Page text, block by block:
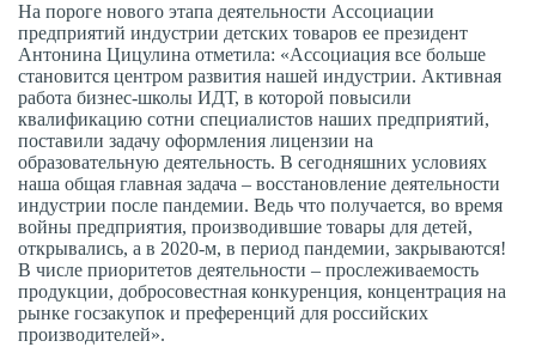
На пороге нового этапа деятельности Ассоциации
предприятий индустрии детских товаров ее президент
Антонина Цицулина отметила: «Ассоциация все больше
становится центром развития нашей индустрии. Активная
работа бизнес-школы ИДТ, в которой повысили
квалификацию сотни специалистов наших предприятий,
поставили задачу оформления лицензии на
образовательную деятельность. В сегодняшних условиях
наша общая главная задача – восстановление деятельности
индустрии после пандемии. Ведь что получается, во время
войны предприятия, производившие товары для детей,
открывались, а в 2020-м, в период пандемии, закрываются!
В числе приоритетов деятельности – прослеживаемость
продукции, добросовестная конкуренция, концентрация на
рынке госзакупок и преференций для российских
производителей».